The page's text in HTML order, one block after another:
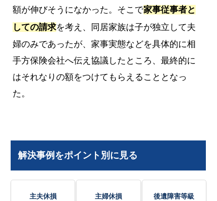
額が伸びそうになかった。そこで家事従事者と
しての請求を考え、同居家族は子が独立して夫
婦のみであったが、家事実態などを具体的に相
手方保険会社へ伝え協議したところ、最終的に
はそれなりの額をつけてもらえることとなっ
た。
解決事例をポイント別に見る
主夫休損 主婦休損 後遺障害等級